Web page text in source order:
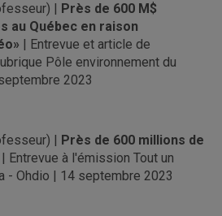
| Près de 600 M$
au Québec en raison
| Entrevue et article de
Pôle environnement du
2023
| Près de 600 millions de
| Entrevue à l'émission Tout un
- Ohdio | 14 septembre 2023